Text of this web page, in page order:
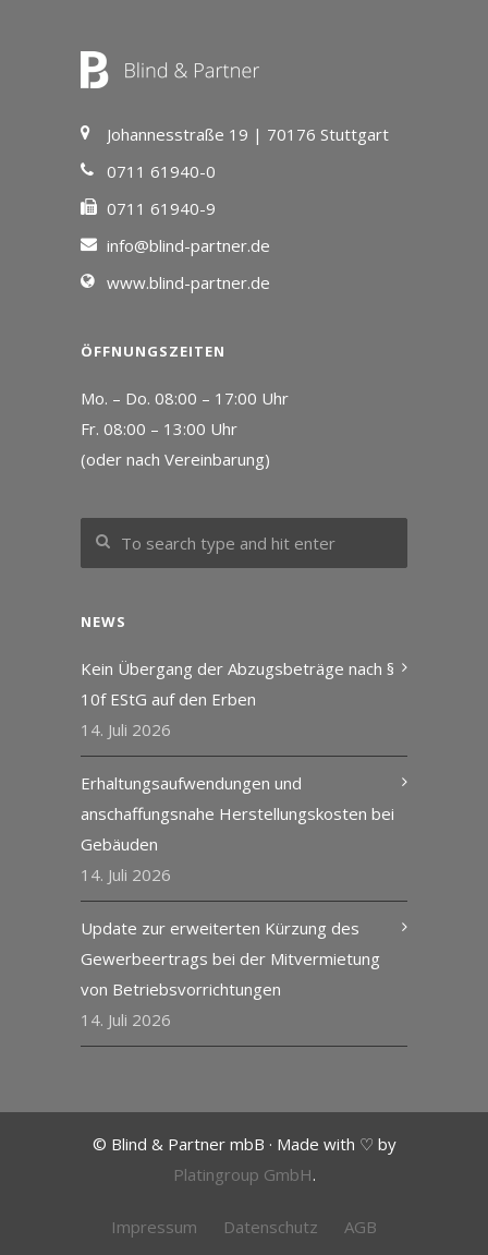
Johannesstraße 19 | 70176 Stuttgart
0711 61940-0
0711 61940-9
info@blind-partner.de
www.blind-partner.de
ÖFFNUNGSZEITEN
Mo. – Do. 08:00 – 17:00 Uhr
Fr. 08:00 – 13:00 Uhr
(oder nach Vereinbarung)
NEWS
Kein Übergang der Abzugsbeträge nach §
10f EStG auf den Erben
14. Juli 2026
Erhaltungsaufwendungen und
anschaffungsnahe Herstellungskosten bei
Gebäuden
14. Juli 2026
Update zur erweiterten Kürzung des
Gewerbeertrags bei der Mitvermietung
von Betriebsvorrichtungen
14. Juli 2026
© Blind & Partner mbB · Made with ♡ by
Platingroup GmbH.
Impressum Datenschutz AGB